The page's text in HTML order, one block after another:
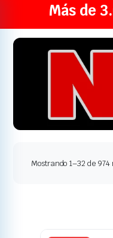
Más de
Mostrando 1–32 de